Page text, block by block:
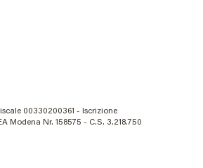
00330200361 - Iscrizione
Modena Nr. 158575 - C.S. 3.218.750